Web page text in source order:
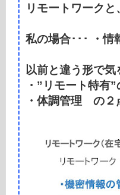
リモートワーク
私の場合･･･ ・情
以前と違う形で
・”リモート特有
・体調管理 の２